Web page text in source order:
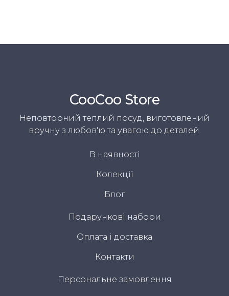
CooСoo Store
Неповторний теплий посуд, виготовлений
вручну з любов'ю та увагою до деталей.
В наявності
Колекції
Блог
Подарункові набори
Оплата і доставка
Контакти
Персональне замовлення